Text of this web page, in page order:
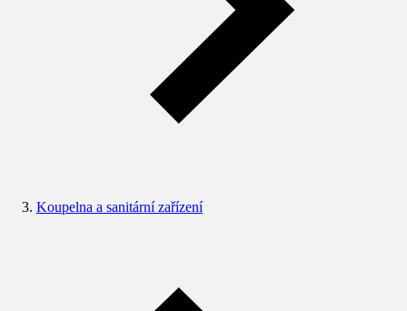
Koupelna a sanitární zařízení